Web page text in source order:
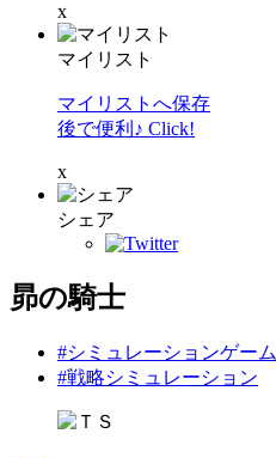
x
マイリスト
マイリストへ保存
後で便利♪ Click!
x
シェア
昴の騎士
#シミュレーションゲーム
#戦略シミュレーション